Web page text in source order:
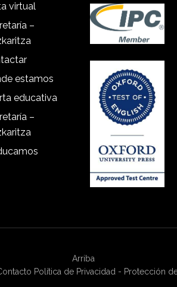
virtual
–
estamos
educativa
–
Arriba
Política de Privacidad - Protección